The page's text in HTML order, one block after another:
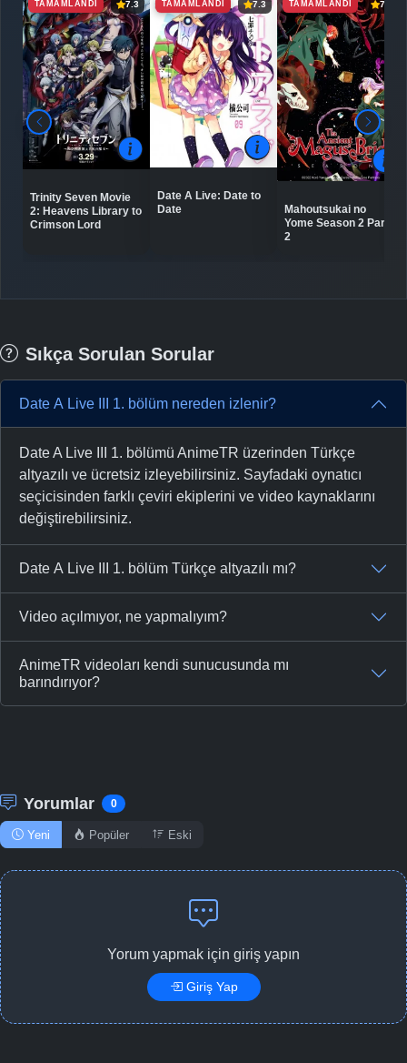
TAMAMLANDI 7.3
Trinity Seven Movie
2: Heavens Library to
Crimson Lord
TAMAMLANDI 7.3
Date A Live: Date to
Date
TAMAMLANDI 7.9
Mahoutsukai no
Yome Season 2 Part
2
Sıkça Sorulan Sorular
Date A Live III 1. bölüm nereden izlenir?
Date A Live III 1. bölümü AnimeTR üzerinden Türkçe
altyazılı ve ücretsiz izleyebilirsiniz. Sayfadaki oynatıcı
seçicisinden farklı çeviri ekiplerini ve video kaynaklarını
değiştirebilirsiniz.
Date A Live III 1. bölüm Türkçe altyazılı mı?
Video açılmıyor, ne yapmalıyım?
AnimeTR videoları kendi sunucusunda mı
barındırıyor?
Yorumlar 0
Yeni Popüler Eski
Yorum yapmak için giriş yapın
Giriş Yap